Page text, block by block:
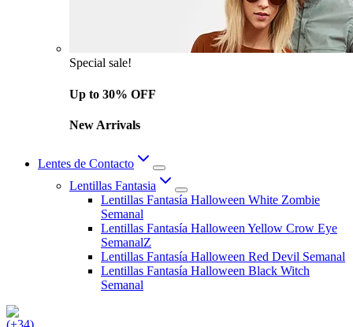
Special sale!
Up to 30% OFF
New Arrivals
Lentes de Contacto
Lentillas Fantasia
Lentillas Fantasía Halloween White Zombie
Semanal
Lentillas Fantasía Halloween Yellow Crow Eye
SemanalZ
Lentillas Fantasía Halloween Red Devil Semanal
Lentillas Fantasía Halloween Black Witch
Semanal